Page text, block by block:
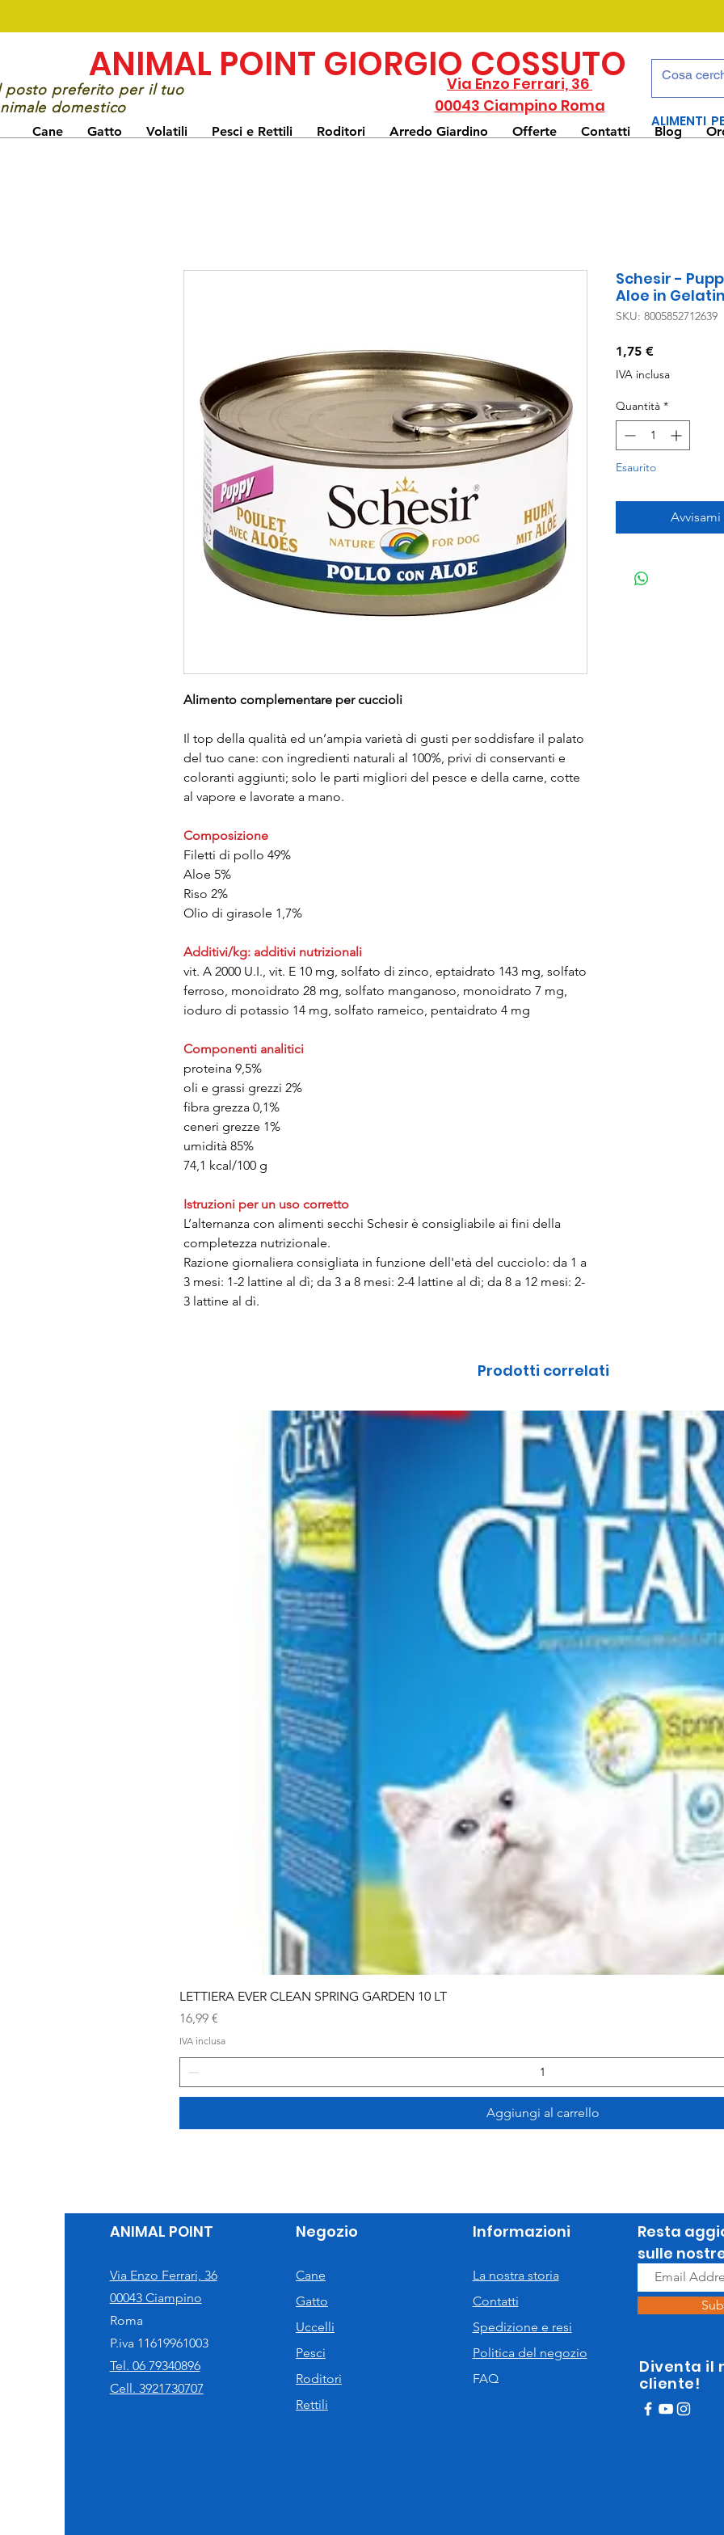
Cane Gatto Volatili Pesci e Rettili Roditori Arredo Giardino Offerte Contatti Blog
ANIMAL POINT GIORGIO COSSUTO
posto preferito per il tuo
domestico
Via Enzo Ferrari, 36
00043 Ciampino Roma
ALIMENTI
Alimento complementare per cuccioli
Il top della qualità ed un’ampia varietà di gusti per soddisfare il palato
del tuo cane: con ingredienti naturali al 100%, privi di conservanti e
coloranti aggiunti; solo le parti migliori del pesce e della carne, cotte
al vapore e lavorate a mano.
Composizione
Filetti di pollo 49%
Aloe 5%
Riso 2%
Olio di girasole 1,7%
Additivi/kg: additivi nutrizionali
vit. A 2000 U.I., vit. E 10 mg, solfato di zinco, eptaidrato 143 mg, solfato
ferroso, monoidrato 28 mg, solfato manganoso, monoidrato 7 mg,
ioduro di potassio 14 mg, solfato rameico, pentaidrato 4 mg
Componenti analitici
proteina 9,5%
oli e grassi grezzi 2%
fibra grezza 0,1%
ceneri grezze 1%
umidità 85%
74,1 kcal/100 g
Istruzioni per un uso corretto
L’alternanza con alimenti secchi Schesir è consigliabile ai fini della
completezza nutrizionale.
Razione giornaliera consigliata in funzione dell'età del cucciolo: da 1 a
3 mesi: 1-2 lattine al dì; da 3 a 8 mesi: 2-4 lattine al dì; da 8 a 12 mesi: 2-
3 lattine al dì.
Schesir -
Aloe in
SKU: 8005852712639
1,75 €Prezzo
IVA inclusa
Quantità *
Esaurito
Prodotti correlati
LETTIERA EVER CLEAN SPRING GARDEN 10 LT
Prezzo
16,99 €
IVA inclusa
Aggiungi al carrello
ANIMAL POINT
Via Enzo Ferrari, 36
00043 Ciampino
Roma
P.iva 11619961003
Tel. 06 79340896
Cell. 3921730707
Negozio
Cane
Gatto
Uccelli
Pesci
Roditori
Rettili
Informazioni
La nostra storia
Contatti
Spedizione e resi
Politica del negozio
FAQ
Resta
sulle
Diventa il
cliente!